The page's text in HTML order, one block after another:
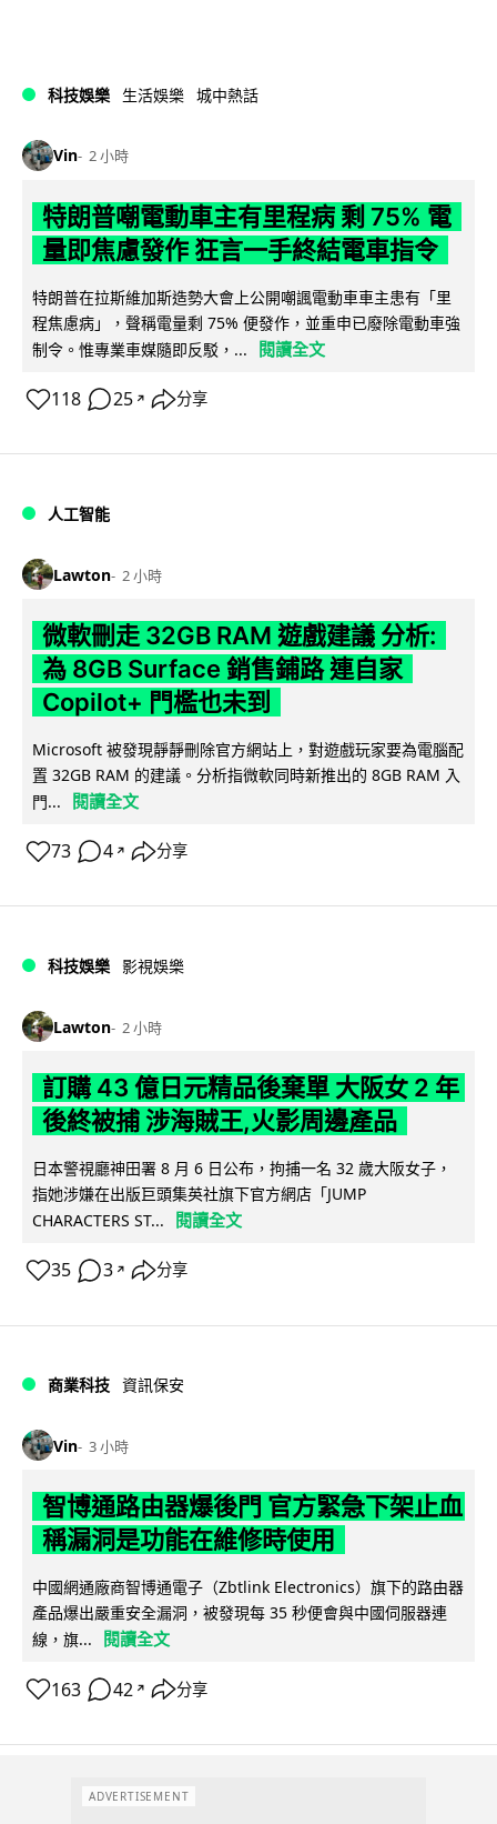
科技娛樂 生活娛樂 城中熱話
Vin 2 小時
特朗普嘲電動車主有里程病 剩 75% 電
量即焦慮發作 狂言一手終結電車指令
特朗普在拉斯維加斯造勢大會上公開嘲諷電動車車主患有「里
程焦慮病」，聲稱電量剩 75% 便發作，並重申已廢除電動車強
制令。惟專業車媒隨即反駁，...
閱讀全文
118 25 ↗ 分享
人工智能
Lawton 2 小時
微軟刪走 32GB RAM 遊戲建議 分析:
為 8GB Surface 銷售鋪路 連自家
Copilot+ 門檻也未到
Microsoft 被發現靜靜刪除官方網站上，對遊戲玩家要為電腦配
置 32GB RAM 的建議。分析指微軟同時新推出的 8GB RAM 入
門...
閱讀全文
73 4 ↗ 分享
科技娛樂 影視娛樂
Lawton 2 小時
訂購 43 億日元精品後棄單 大阪女 2 年
後終被捕 涉海賊王,火影周邊產品
日本警視廳神田署 8 月 6 日公布，拘捕一名 32 歲大阪女子，
指她涉嫌在出版巨頭集英社旗下官方網店「JUMP
CHARACTERS ST...
閱讀全文
35 3 ↗ 分享
商業科技 資訊保安
Vin 3 小時
智博通路由器爆後門 官方緊急下架止血
稱漏洞是功能在維修時使用
中國網通廠商智博通電子（Zbtlink Electronics）旗下的路由器
產品爆出嚴重安全漏洞，被發現每 35 秒便會與中國伺服器連
線，旗...
閱讀全文
163 42 ↗ 分享
ADVERTISEMENT